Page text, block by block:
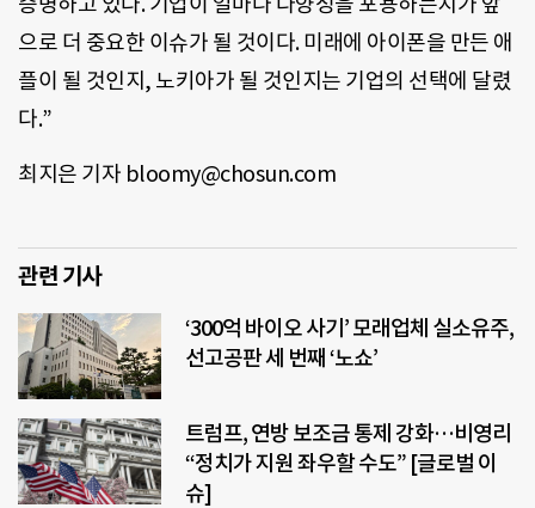
으로 더 중요한 이슈가 될 것이다. 미래에 아이폰을 만든 애
플이 될 것인지, 노키아가 될 것인지는 기업의 선택에 달렸
다.”
최지은 기자 bloomy@chosun.com
관련 기사
‘300억 바이오 사기’ 모래업체 실소유주,
선고공판 세 번째 ‘노쇼’
트럼프, 연방 보조금 통제 강화…비영리
“정치가 지원 좌우할 수도” [글로벌 이
슈]